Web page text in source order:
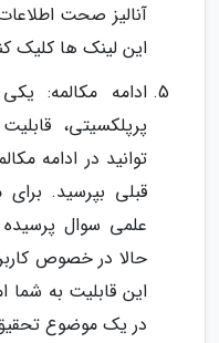
آنالیز صحت
این لینک ها کلیک
ادامه مکالمه:
پرپلکسیتی،
توانید در ادامه
قبلی بپرسید.
علمی سوال پرسیده
حالا در خصوص
این قابلیت به
در یک موضوع